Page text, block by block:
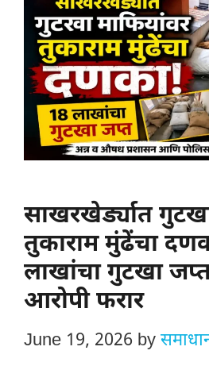
साखरखेर्ड्यात
तुकाराम मुंढेंचा
लाखांचा गुटखा
आरोपी फरार
June 19, 2026 by